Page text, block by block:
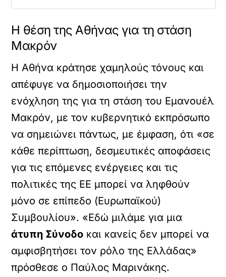
Η θέση της Αθήνας για τη στάση
Μακρόν
Η Αθήνα κράτησε χαμηλούς τόνους και
απέφυγε να δημοσιοποιήσει την
ενόχληση της για τη στάση του Εμανουέλ
Μακρόν, με τον κυβερνητικό εκπρόσωπο
να σημειώνει πάντως, με έμφαση, ότι «σε
κάθε περίπτωση, δεσμευτικές αποφάσεις
για τις επόμενες ενέργειες και τις
πολιτικές της ΕΕ μπορεί να ληφθούν
μόνο σε επίπεδο (Ευρωπαϊκού)
Συμβουλίου». «Εδώ μιλάμε για μια
άτυπη Σύνοδο και κανείς δεν μπορεί να
αμφισβητήσει τον ρόλο της Ελλάδας»
πρόσθεσε ο Παύλος Μαρινάκης.